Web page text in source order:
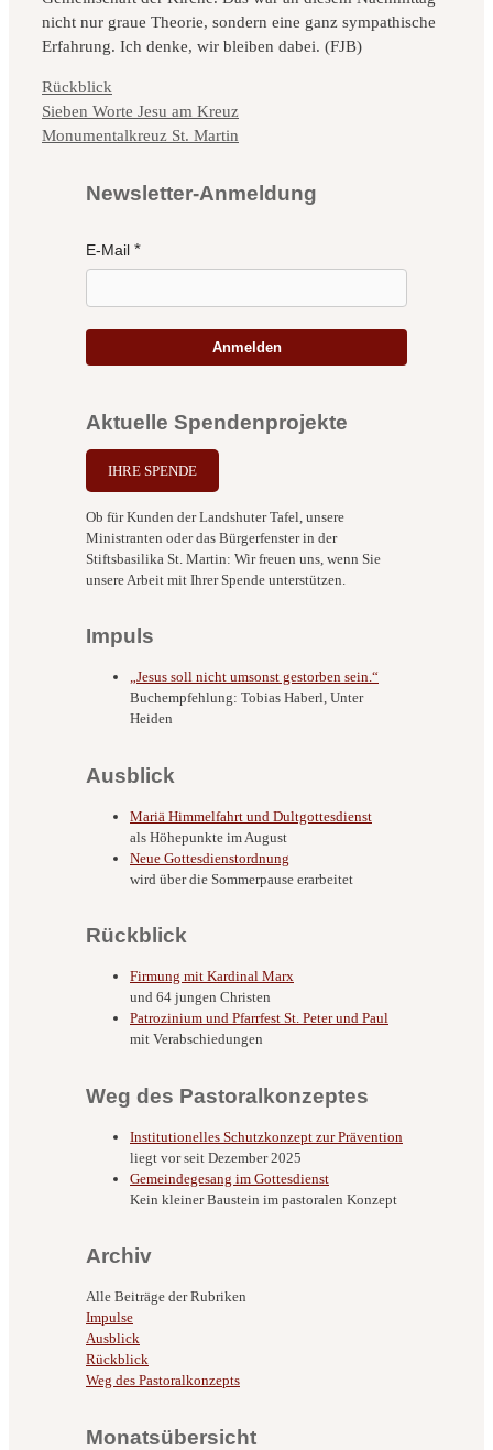
nicht nur graue Theorie, sondern eine ganz sympathische
Erfahrung. Ich denke, wir bleiben dabei. (FJB)
Kategorien
Rückblick
Sieben Worte Jesu am Kreuz
Monumentalkreuz St. Martin
Newsletter-Anmeldung
E-Mail
Anmelden
Aktuelle Spendenprojekte
IHRE SPENDE
Ob für Kunden der Landshuter Tafel, unsere
Ministranten oder das Bürgerfenster in der
Stiftsbasilika St. Martin: Wir freuen uns, wenn Sie
unsere Arbeit mit Ihrer Spende unterstützen.
Impuls
„Jesus soll nicht umsonst gestorben sein.“
Buchempfehlung: Tobias Haberl, Unter
Heiden
Ausblick
Mariä Himmelfahrt und Dultgottesdienst
als Höhepunkte im August
Neue Gottesdienstordnung
wird über die Sommerpause erarbeitet
Rückblick
Firmung mit Kardinal Marx
und 64 jungen Christen
Patrozinium und Pfarrfest St. Peter und Paul
mit Verabschiedungen
Weg des Pastoralkonzeptes
Institutionelles Schutzkonzept zur Prävention
liegt vor seit Dezember 2025
Gemeindegesang im Gottesdienst
Kein kleiner Baustein im pastoralen Konzept
Archiv
Alle Beiträge der Rubriken
Impulse
Ausblick
Rückblick
Weg des Pastoralkonzepts
Monatsübersicht